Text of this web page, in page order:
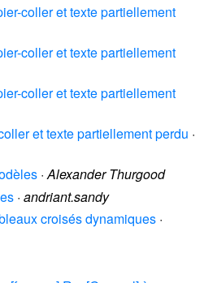
coller et texte partiellement
coller et texte partiellement
coller et texte partiellement
et texte partiellement perdu ·
·Alexander Thurgood
· andriant.sandy
croisés dynamiques ·